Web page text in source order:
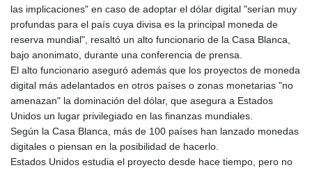
las implicaciones" en caso de adoptar el dólar digital "serían muy
profundas para el país cuya divisa es la principal moneda de
reserva mundial", resaltó un alto funcionario de la Casa Blanca,
bajo anonimato, durante una conferencia de prensa.
El alto funcionario aseguró además que los proyectos de moneda
digital más adelantados en otros países o zonas monetarias "no
amenazan" la dominación del dólar, que asegura a Estados
Unidos un lugar privilegiado en las finanzas mundiales.
Según la Casa Blanca, más de 100 países han lanzado monedas
digitales o piensan en la posibilidad de hacerlo.
Estados Unidos estudia el proyecto desde hace tiempo, pero no